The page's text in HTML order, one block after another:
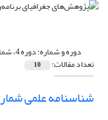
دوره و شماره:دوره 4، شماره 4، زمستان 1395، صفحه 519-742
تعداد مقالات: 10
شناسنامه علمی